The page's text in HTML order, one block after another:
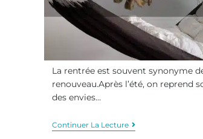
La rentrée est souvent synonyme
renouveau.Après l’été, on reprend
des envies…
Continuer La Lecture